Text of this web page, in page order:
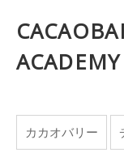
ACADEMY
カカオバリー